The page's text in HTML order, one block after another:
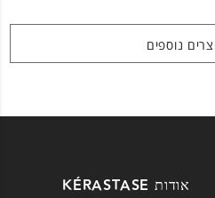
נוספים
אודות KÉRASTASE